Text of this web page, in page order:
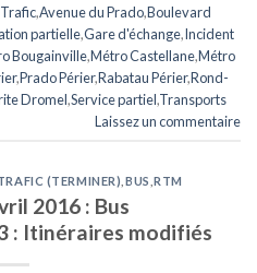
,Avenue du Prado,Boulevard
partielle,Gare d'échange,Incident
Bougainville,Métro Castellane,Métro
,Prado Périer,Rabatau Périer,Rond-
Dromel,Service partiel,Transports
Laissez un commentaire
(TERMINER) BUS ,RTM
2016 : Bus
: Itinéraires modifiés